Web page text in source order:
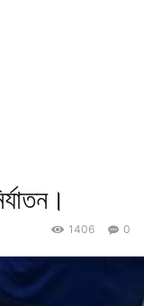
0
1406